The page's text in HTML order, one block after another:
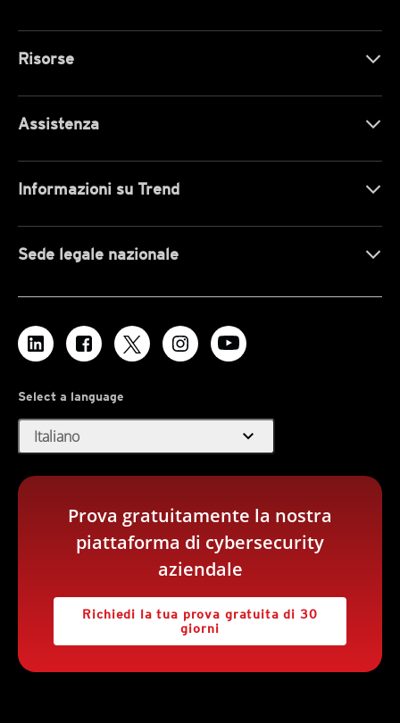
Risorse
Assistenza
Informazioni su Trend
Sede legale nazionale
Select a language
Italiano expand_more
Prova gratuitamente la nostra
piattaforma di cybersecurity
aziendale
Richiedi la tua prova gratuita di 30
giorni